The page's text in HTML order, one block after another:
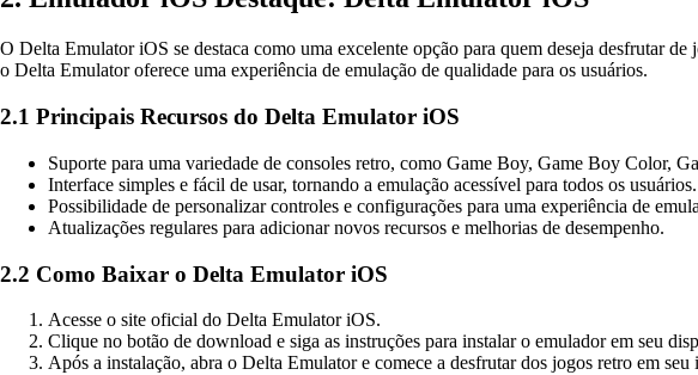
O Delta Emulator iOS se destaca como uma excelente opção para quem deseja desfrutar
o Delta Emulator oferece uma experiência de emulação de qualidade para os usuários.
2.1 Principais Recursos do Delta Emulator iOS
Suporte para uma variedade de consoles retro, como Game Boy, Game Boy Color,
Interface simples e fácil de usar, tornando a emulação acessível para todos os usuários.
Possibilidade de personalizar controles e configurações para uma experiência de
Atualizações regulares para adicionar novos recursos e melhorias de desempenho.
2.2 Como Baixar o Delta Emulator iOS
Acesse o site oficial do Delta Emulator iOS.
Clique no botão de download e siga as instruções para instalar o emulador em seu
Após a instalação, abra o Delta Emulator e comece a desfrutar dos jogos retro em seu